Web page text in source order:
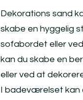
Dekorations sand
skabe en hyggelig
sofabordet eller
kan du skabe en
eller ved at
I badeværelset kan